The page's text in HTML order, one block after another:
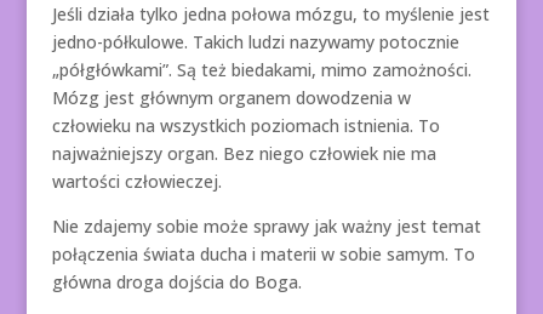
Jeśli działa tylko jedna połowa mózgu, to myślenie jest
jedno-półkulowe. Takich ludzi nazywamy potocznie
„półgłówkami”. Są też biedakami, mimo zamożności.
Mózg jest głównym organem dowodzenia w
człowieku na wszystkich poziomach istnienia. To
najważniejszy organ. Bez niego człowiek nie ma
wartości człowieczej.
Nie zdajemy sobie może sprawy jak ważny jest temat
połączenia świata ducha i materii w sobie samym. To
główna droga dojścia do Boga.